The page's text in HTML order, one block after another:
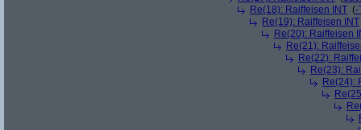
Re(18): Raiffeisen INT (-
Re(19): Raiffeisen INT
Re(20): Raiffeisen
Re(21):
Re(22):
Re(23):
Re(24):